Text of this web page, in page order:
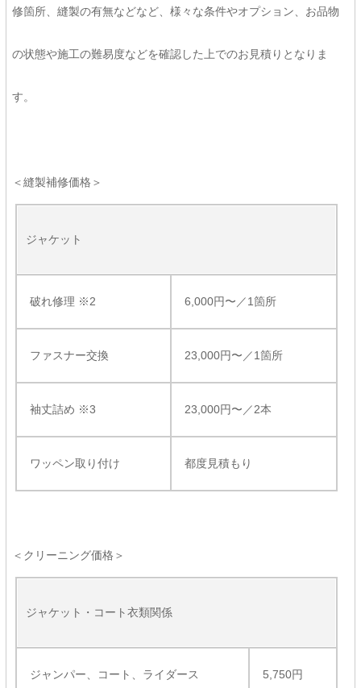
修箇所、縫製の有無などなど、様々な条件やオプション、お品物
の状態や施工の難易度などを確認した上でのお見積りとなりま
す。
＜縫製補修価格＞
ジャケット
破れ修理 ※2 6,000円〜／1箇所
ファスナー交換 23,000円〜／1箇所
袖丈詰め ※3 23,000円〜／2本
ワッペン取り付け 都度見積もり
＜クリーニング価格＞
ジャケット・コート衣類関係
ジャンパー、コート、ライダース 5,750円